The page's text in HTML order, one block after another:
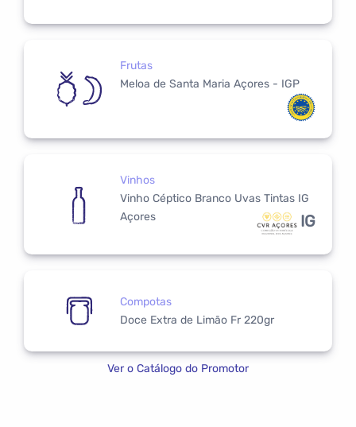
Frutas
Meloa de Santa Maria Açores - IGP
Vinhos
Vinho Céptico Branco Uvas Tintas IG
Açores
IG
Compotas
Doce Extra de Limão Fr 220gr
Ver o Catálogo do Promotor